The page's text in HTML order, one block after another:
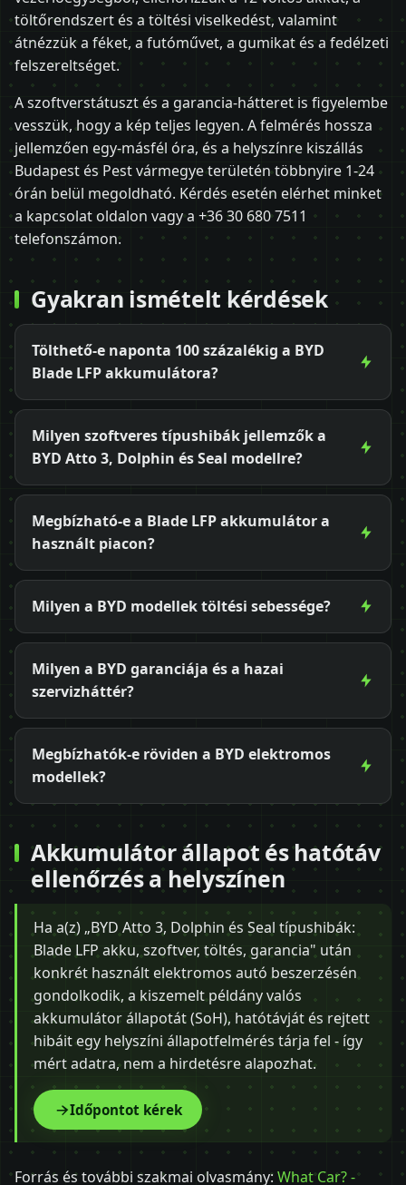
töltőrendszert és a töltési viselkedést, valamint
átnézzük a féket, a futóművet, a gumikat és a fedélzeti
felszereltséget.
A szoftverstátuszt és a garancia-hátteret is figyelembe
vesszük, hogy a kép teljes legyen. A felmérés hossza
jellemzően egy-másfél óra, és a helyszínre kiszállás
Budapest és Pest vármegye területén többnyire 1-24
órán belül megoldható. Kérdés esetén elérhet minket
a kapcsolat oldalon vagy a +36 30 680 7511
telefonszámon.
Gyakran ismételt kérdések
Tölthető-e naponta 100 százalékig a BYD
Blade LFP akkumulátora?
Milyen szoftveres típushibák jellemzők a
BYD Atto 3, Dolphin és Seal modellre?
Megbízható-e a Blade LFP akkumulátor a
használt piacon?
Milyen a BYD modellek töltési sebessége?
Milyen a BYD garanciája és a hazai
szervizháttér?
Megbízhatók-e röviden a BYD elektromos
modellek?
Akkumulátor állapot és hatótáv
ellenőrzés a helyszínen
Ha a(z) „BYD Atto 3, Dolphin és Seal típushibák:
Blade LFP akku, szoftver, töltés, garancia" után
konkrét használt elektromos autó beszerzésén
gondolkodik, a kiszemelt példány valós
akkumulátor állapotát (SoH), hatótávját és rejtett
hibáit egy helyszíni állapotfelmérés tárja fel - így
mért adatra, nem a hirdetésre alapozhat.
Időpontot kérek
Forrás és további szakmai olvasmány:What Car? -